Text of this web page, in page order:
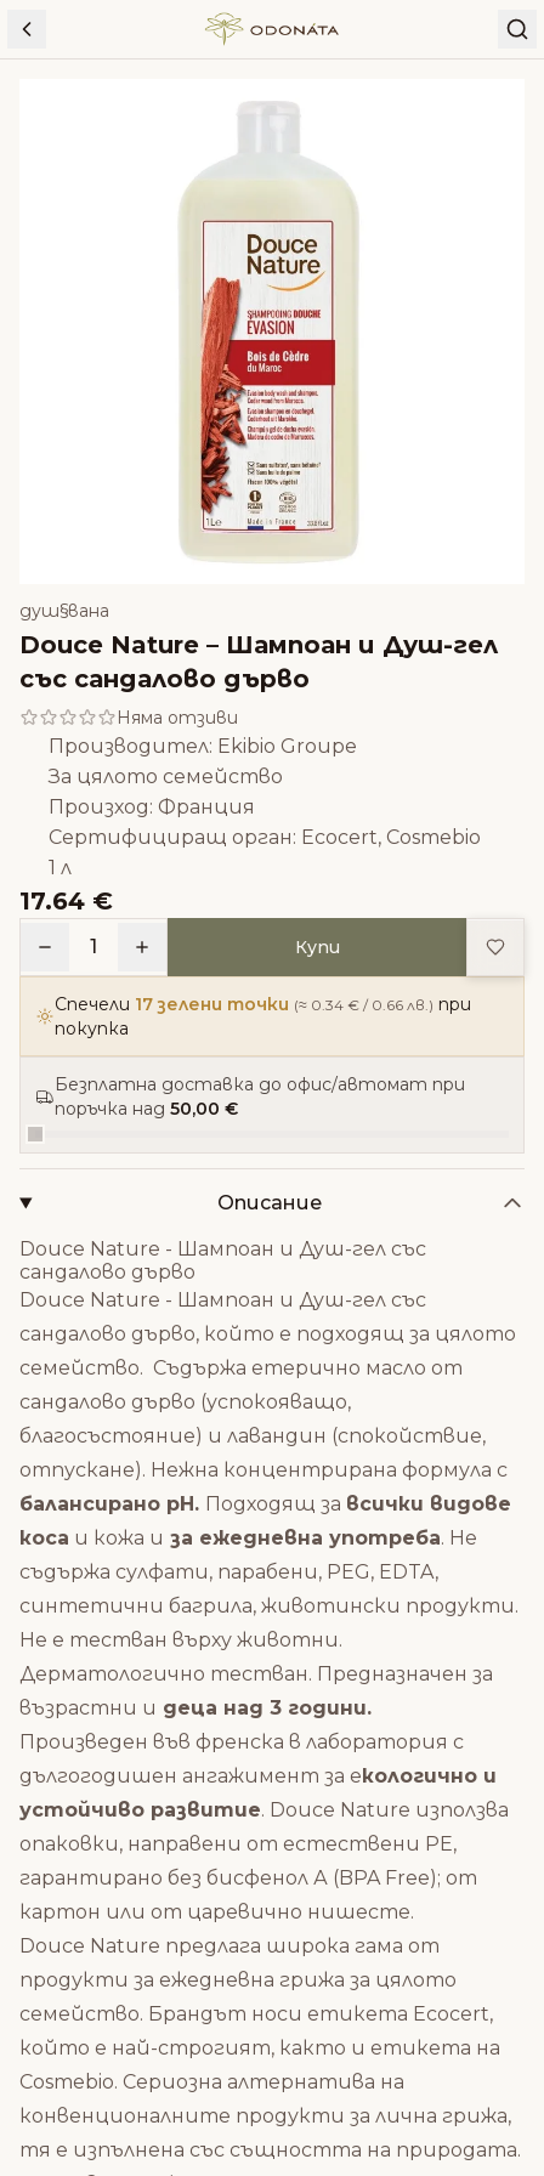
Skip to content
душ§вана
Douce Nature – Шампоан и Душ-гел
със сандалово дърво
Няма отзиви
Производител: Ekibio Groupe
За цялото семейство
Произход: Франция
Сертифициращ орган: Ecocert, Cosmebio
1 л
17.64 €
1 Купи
Спечели 17 зелени точки (≈ 0.34 € / 0.66 лв.) при
покупка
Безплатна доставка до офис/автомат при
поръчка над 50,00 €
Описание
Douce Nature - Шампоан и Душ-гел със
сандалово дърво
Douce Nature - Шампоан и Душ-гел със
сандалово дърво, който е подходящ за цялото
семейство. Съдържа етерично масло от
сандалово дърво (успокояващо,
благосъстояние) и лавандин (спокойствие,
отпускане). Нежна концентрирана формула с
балансирано pH. Подходящ за всички видове
коса и кожа и за ежедневна употреба. Не
съдържа сулфати, парабени, PEG, EDTA,
синтетични багрила, животински продукти.
Не е тестван върху животни.
Дерматологично тестван. Предназначен за
възрастни и деца над 3 години.
Произведен във френска в лаборатория с
дългогодишен ангажимент за екологично и
устойчиво развитие. Douce Nature използва
опаковки, направени от естествени PE,
гарантирано без бисфенол А (BPA Free); от
картон или от царевично нишесте.
Douce Nature предлага широка гама от
продукти за ежедневна грижа за цялото
семейство. Брандът носи етикета Ecocert,
който е най-строгият, както и етикета на
Cosmebio. Сериозна алтернатива на
конвенционалните продукти за лична грижа,
тя е изпълнена със същността на природата.